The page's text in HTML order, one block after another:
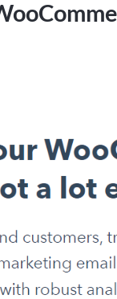
a
chiave da
il mondo del